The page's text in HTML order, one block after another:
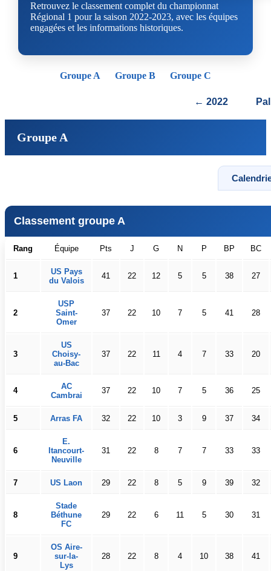
Retrouvez le classement complet du championnat
Régional 1 pour la saison 2022-2023, avec les équipes
engagées et les informations historiques.
Groupe A Groupe B Groupe C
← 2022
Groupe A
Classement groupe A
Rang Équipe Pts J G N P BP BC
1
US Pays
du Valois
41 22 12 5 5 38 27
2
USP
Saint-
Omer
37 22 10 7 5 41 28
3
US
Choisy-
au-Bac
37 22 11 4 7 33 20
4
AC
Cambrai
37 22 10 7 5 36 25
5 Arras FA 32 22 10 3 9 37 34
6
E.
Itancourt-
Neuville
31 22 8 7 7 33 33
7 US Laon 29 22 8 5 9 39 32
8
Stade
Béthune
FC
29 22 6 11 5 30 31
9
OS Aire-
sur-la-
Lys
28 22 8 4 10 38 41